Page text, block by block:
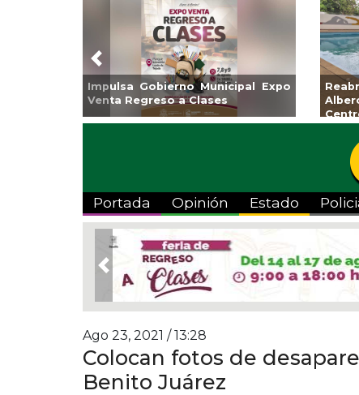
Impulsa Gobierno Municipal Expo
Venta Regreso a Clases
Previous
Portada Opinión Estado
Previous
Ago 23, 2021 / 13:28
Colocan fotos de
Benito Juárez